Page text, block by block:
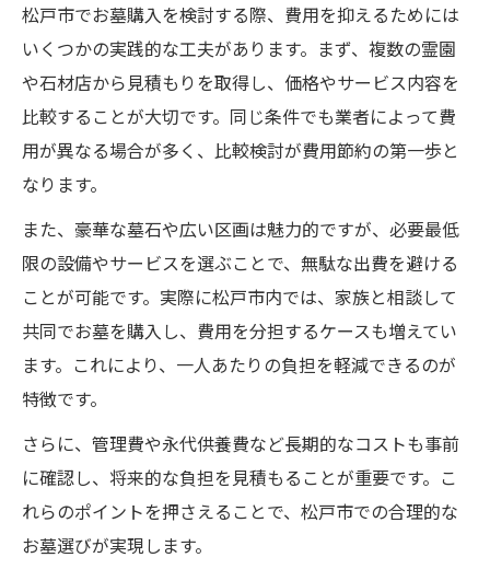
松戸市でお墓購入を検討する際、費用を抑えるためには
いくつかの実践的な工夫があります。まず、複数の霊園
や石材店から見積もりを取得し、価格やサービス内容を
比較することが大切です。同じ条件でも業者によって費
用が異なる場合が多く、比較検討が費用節約の第一歩と
なります。
また、豪華な墓石や広い区画は魅力的ですが、必要最低
限の設備やサービスを選ぶことで、無駄な出費を避ける
ことが可能です。実際に松戸市内では、家族と相談して
共同でお墓を購入し、費用を分担するケースも増えてい
ます。これにより、一人あたりの負担を軽減できるのが
特徴です。
さらに、管理費や永代供養費など長期的なコストも事前
に確認し、将来的な負担を見積もることが重要です。こ
れらのポイントを押さえることで、松戸市での合理的な
お墓選びが実現します。